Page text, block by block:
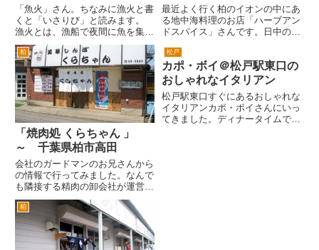
食
「魚火」さん。ちなみに漁火と書
くと「いさりび」と読みます。
漁火とは、漁船で夜間に魚を集め
るために焚かれる薪です。 現代
の漁船でいうと、集魚灯みたいな
役目をする火です。 しかしこ
ちらは、「魚火」さんです。これ
で「うおっか」と読みます。
...
最近よく行く柏のイオンの中にあ
る地中海料理のお店「ハーブアン
ドスパイス」さんです。日中のラ
が、平日の夜は、比較的すいてい
てゆっくり出来ておススメです。
本日は、ペアセットのオジャ（リ
ゾットみたいなもの）を頼んで
み...
柏
「焼肉処 くらちゃん 」
～ 千葉県柏市高田
会社のガードマンのお兄さんから
の情報で行ってみました。なんで
も隣接する精肉の卸会社が運営し
ているお店で、サービスデーに行
くといろいろと特典があるのでお
勧めとのことでした。 場所は、
国道16号呼塚交差点から野田方
面へ。最初の信号を柏警察方面
松戸
カポ・ボイ＠松戸駅東口の
おしゃれなイタリアン
松戸駅東口すぐにあるおしゃれな
イタリアンカポ・ボイさんにいっ
てきました。ディナータイムで
柏